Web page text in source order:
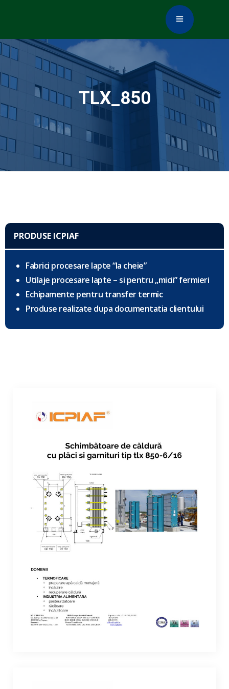
TLX_850
PRODUSE ICPIAF
Fabrici procesare lapte “la cheie”
Utilaje procesare lapte – si pentru „micii” fermieri
Echipamente pentru transfer termic
Produse realizate dupa documentatia clientului